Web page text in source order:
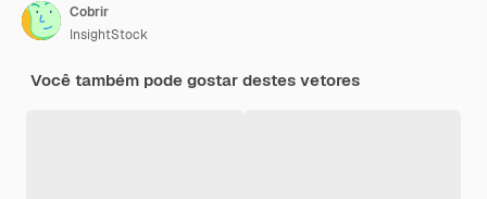
Cobrir
InsightStock
Você também pode gostar destes vetores